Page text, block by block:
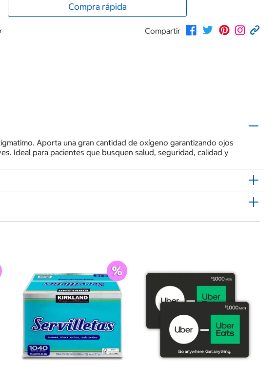
Compra rápida
Compartir
Aporta una gran cantidad de oxígeno garantizando ojos
Ideal para pacientes que busquen salud, seguridad, calidad y